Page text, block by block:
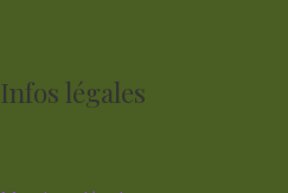
Infos légales